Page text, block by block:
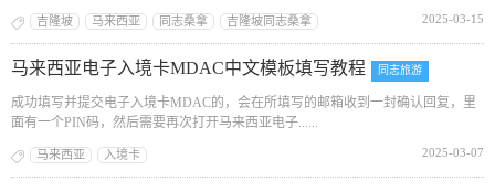
吉隆坡 马来西亚 同志桑拿 吉隆坡同志桑拿 2025-03-15
马来西亚电子入境卡MDAC中文模板填写教程 同志旅游
成功填写并提交电子入境卡MDAC的，会在所填写的邮箱收到一封确认回复，里
面有一个PIN码，然后需要再次打开马来西亚电子......
马来西亚 入境卡 2025-03-07